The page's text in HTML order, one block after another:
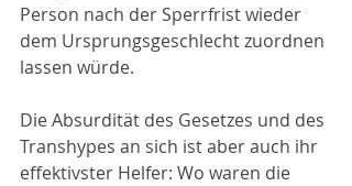
Person nach der Sperrfrist wieder
dem Ursprungsgeschlecht zuordnen
lassen würde.
Die Absurdität des Gesetzes und des
Transhypes an sich ist aber auch ihr
effektivster Helfer: Wo waren die